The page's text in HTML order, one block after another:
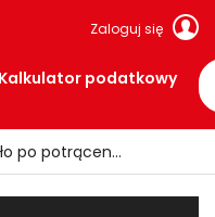
Zaloguj się
Kalkulator podatkowy
Horror w Dordrecht! Dziecko zginęło po potrąceniu przez busa